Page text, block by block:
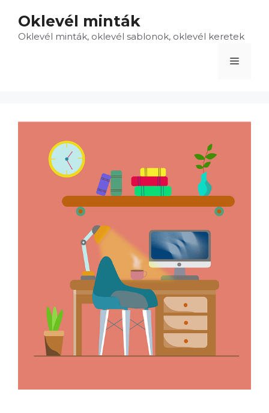
tartalomba
Oklevél minták
Oklevél minták, oklevél sablonok, oklevél keretek
Menü